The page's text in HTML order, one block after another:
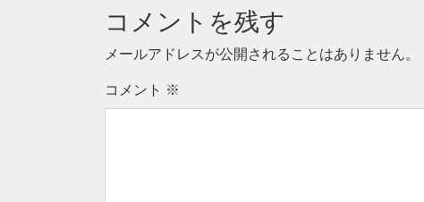
コメントを残す
メールアドレスが公開されることはありません。
コメント ※